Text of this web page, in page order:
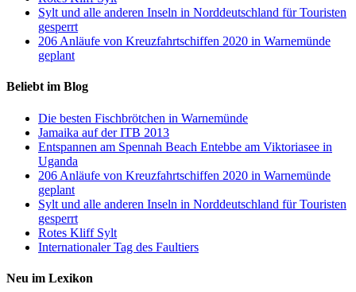
Sylt und alle anderen Inseln in Norddeutschland für Touristen
gesperrt
206 Anläufe von Kreuzfahrtschiffen 2020 in Warnemünde
geplant
Beliebt im Blog
Die besten Fischbrötchen in Warnemünde
Jamaika auf der ITB 2013
Entspannen am Spennah Beach Entebbe am Viktoriasee in
Uganda
206 Anläufe von Kreuzfahrtschiffen 2020 in Warnemünde
geplant
Sylt und alle anderen Inseln in Norddeutschland für Touristen
gesperrt
Rotes Kliff Sylt
Internationaler Tag des Faultiers
Neu im Lexikon